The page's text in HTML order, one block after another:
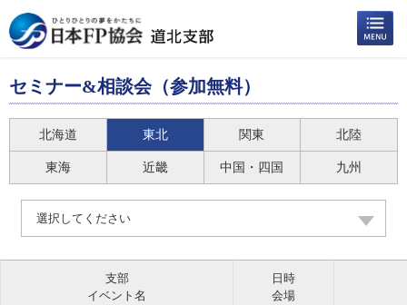
セミナー&相談会（参加無料）
北海道 東北 関東 北陸
東海 近畿 中国・四国 九州
選択してください
支部
イベント名
日時
会場